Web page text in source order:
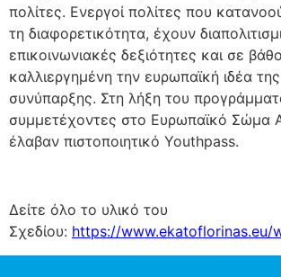
πολίτες. Ενεργοί πολίτες που
τη διαφορετικότητα, έχουν
επικοινωνιακές δεξιότητες και σε
καλλιεργημένη την ευρωπαϊκή ιδέα
συνύπαρξης. Στη λήξη του
συμμετέχοντες στο Ευρωπαϊκό Σώμα
έλαβαν πιστοποιητικό Youthpass.
Δείτε όλο το υλικό του
Σχεδίου: https://www.ekatoflorinas.eu/